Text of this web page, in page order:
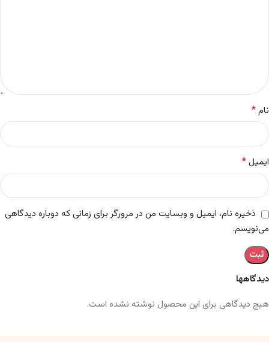
دیدگاهها
هیچ دیدگاهی برای این محصول نوشته نشده است.
نام*
ایمیل*
ذخیره نام، ایمیل و وبسایت من در مرورگر برای زمانی که دوباره دیدگاهی
می‌نویسم.